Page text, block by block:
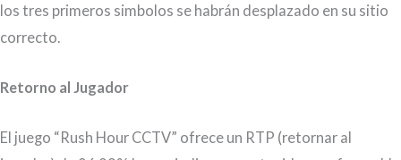
los tres primeros simbolos se habrán desplazado en su sitio
correcto.
Retorno al Jugador
El juego “Rush Hour CCTV” ofrece un RTP (retornar al